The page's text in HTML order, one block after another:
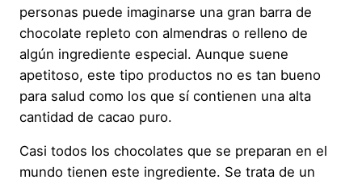
personas puede imaginarse una gran barra de
chocolate repleto con almendras o relleno de
algún ingrediente especial. Aunque suene
apetitoso, este tipo productos no es tan bueno
para salud como los que sí contienen una alta
cantidad de cacao puro.
Casi todos los chocolates que se preparan en el
mundo tienen este ingrediente. Se trata de un